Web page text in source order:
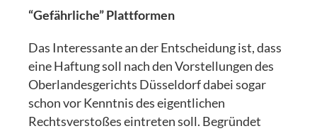
“Gefährliche” Plattformen
Das Interessante an der Entscheidung ist, dass
eine Haftung soll nach den Vorstellungen des
Oberlandesgerichts Düsseldorf dabei sogar
schon vor Kenntnis des eigentlichen
Rechtsverstoßes eintreten soll. Begründet